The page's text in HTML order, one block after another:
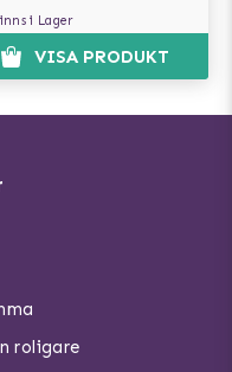
i Lager
VISA PRODUKT
roligare